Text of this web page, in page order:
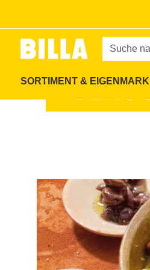
Suche
SORTIMENT &